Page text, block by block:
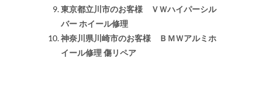
東京都立川市のお客様 ＶＷハイパーシル
バー ホイール修理
神奈川県川崎市のお客様 ＢＭＷアルミホ
イール修理 傷リペア